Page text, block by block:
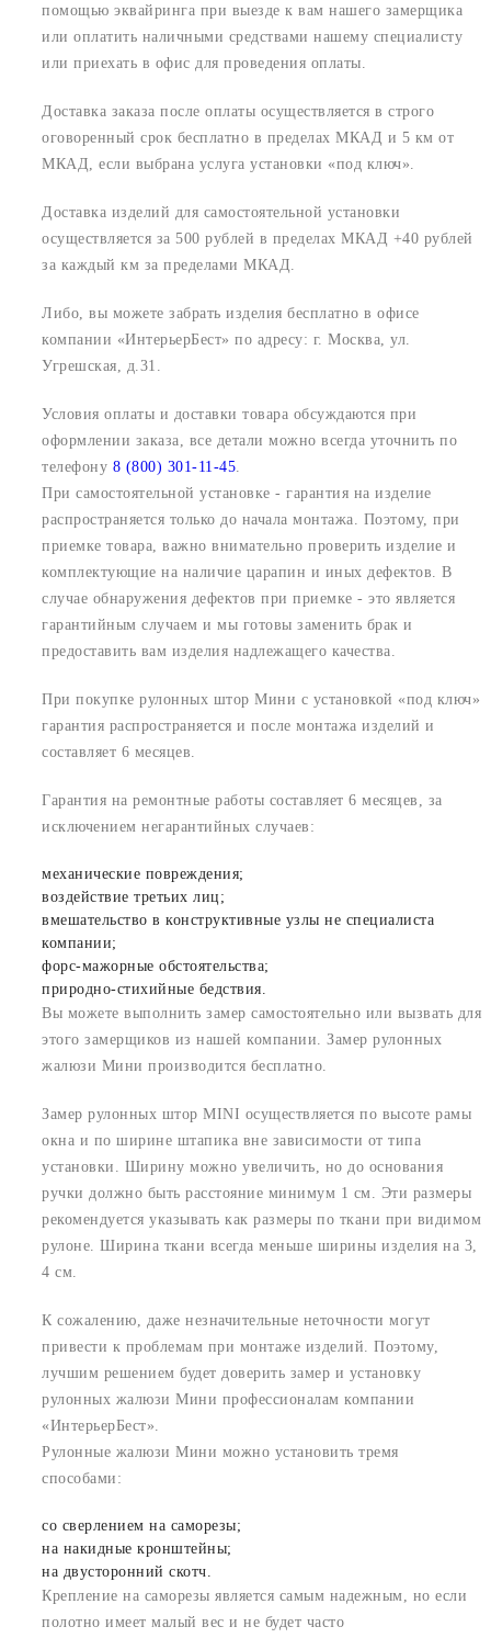
помощью эквайринга при выезде к вам нашего замерщика
или оплатить наличными средствами нашему специалисту
или приехать в офис для проведения оплаты.
Доставка заказа после оплаты осуществляется в строго
оговоренный срок бесплатно в пределах МКАД и 5 км от
МКАД, если выбрана услуга установки «под ключ».
Доставка изделий для самостоятельной установки
осуществляется за 500 рублей в пределах МКАД +40 рублей
за каждый км за пределами МКАД.
Либо, вы можете забрать изделия бесплатно в офисе
компании «ИнтерьерБест» по адресу: г. Москва, ул.
Угрешская, д.31.
Условия оплаты и доставки товара обсуждаются при
оформлении заказа, все детали можно всегда уточнить по
телефону 8 (800) 301-11-45
При самостоятельной установке - гарантия на изделие
распространяется только до начала монтажа. Поэтому, при
приемке товара, важно внимательно проверить изделие и
комплектующие на наличие царапин и иных дефектов. В
случае обнаружения дефектов при приемке - это является
гарантийным случаем и мы готовы заменить брак и
предоставить вам изделия надлежащего качества.
При покупке рулонных штор Мини с установкой «под ключ»
гарантия распространяется и после монтажа изделий и
составляет 6 месяцев.
Гарантия на ремонтные работы составляет 6 месяцев, за
исключением негарантийных случаев:
механические повреждения;
воздействие третьих лиц;
вмешательство в конструктивные узлы не специалиста
компании;
форс-мажорные обстоятельства;
природно-стихийные бедствия.
Вы можете выполнить замер самостоятельно или вызвать для
этого замерщиков из нашей компании. Замер рулонных
жалюзи Мини производится бесплатно.
Замер рулонных штор MINI осуществляется по высоте рамы
окна и по ширине штапика вне зависимости от типа
установки. Ширину можно увеличить, но до основания
ручки должно быть расстояние минимум 1 см. Эти размеры
рекомендуется указывать как размеры по ткани при видимом
рулоне. Ширина ткани всегда меньше ширины изделия на 3,
4 см.
К сожалению, даже незначительные неточности могут
привести к проблемам при монтаже изделий. Поэтому,
лучшим решением будет доверить замер и установку
рулонных жалюзи Мини профессионалам компании
«ИнтерьерБест».
Рулонные жалюзи Мини можно установить тремя
способами:
со сверлением на саморезы;
на накидные кронштейны;
на двусторонний скотч.
Крепление на саморезы является самым надежным, но если
полотно имеет малый вес и не будет часто